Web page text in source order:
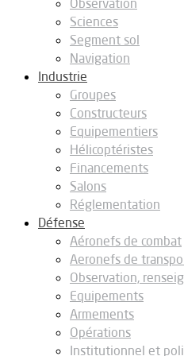
Observation
Sciences
Segment sol
Navigation
Industrie
Groupes
Constructeurs
Equipementiers
Hélicoptéristes
Financements
Salons
Réglementation
Défense
Aéronefs de combat
Aeronefs de
Observation,
Equipements
Armements
Opérations
Institutionnel et